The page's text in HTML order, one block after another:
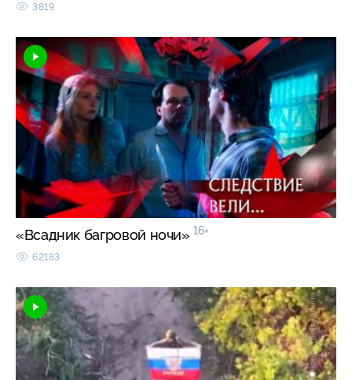
3819
«Всадник багровой ночи» 16+
62183